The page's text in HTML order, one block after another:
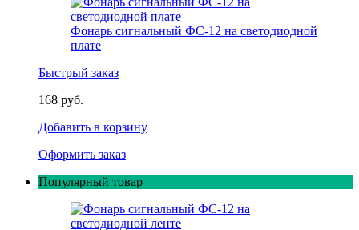
Фонарь сигнальный ФС-12 на светодиодной
плате
Быстрый заказ
168 руб.
Добавить в корзину
Оформить заказ
Популярный товар